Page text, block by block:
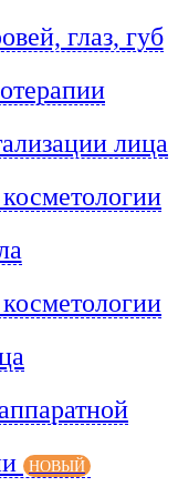
глаз, губ
лица
НОВЫЙ